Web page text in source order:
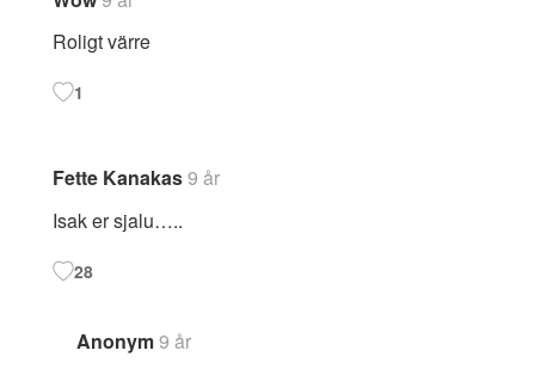
Roligt värre
1
Fette Kanakas9 år
Isak er sjalu…..
28
Anonym9 år